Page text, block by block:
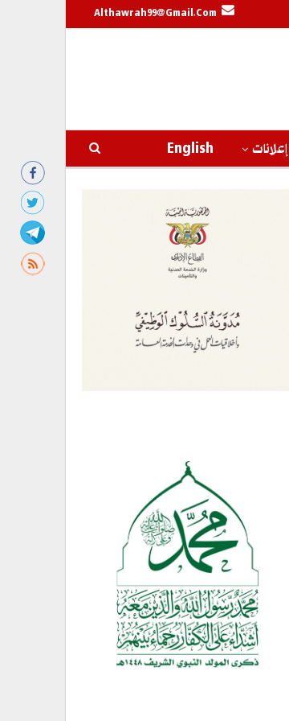
Althawrah99@gmail.com
إعلانات English